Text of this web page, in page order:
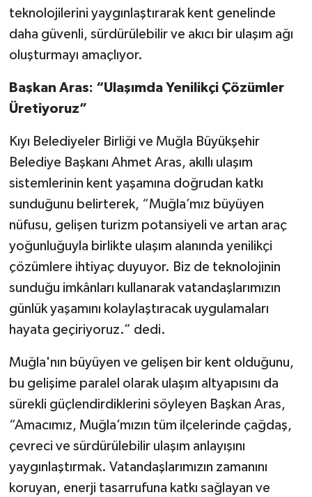
teknolojilerini yaygınlaştırarak kent genelinde
daha güvenli, sürdürülebilir ve akıcı bir ulaşım ağı
oluşturmayı amaçlıyor.
Başkan Aras: “Ulaşımda Yenilikçi Çözümler
Üretiyoruz”
Kıyı Belediyeler Birliği ve Muğla Büyükşehir
Belediye Başkanı Ahmet Aras, akıllı ulaşım
sistemlerinin kent yaşamına doğrudan katkı
sunduğunu belirterek, “Muğla’mız büyüyen
nüfusu, gelişen turizm potansiyeli ve artan araç
yoğunluğuyla birlikte ulaşım alanında yenilikçi
çözümlere ihtiyaç duyuyor. Biz de teknolojinin
sunduğu imkânları kullanarak vatandaşlarımızın
günlük yaşamını kolaylaştıracak uygulamaları
hayata geçiriyoruz.” dedi.
Muğla'nın büyüyen ve gelişen bir kent olduğunu,
bu gelişime paralel olarak ulaşım altyapısını da
sürekli güçlendirdiklerini söyleyen Başkan Aras,
“Amacımız, Muğla’mızın tüm ilçelerinde çağdaş,
çevreci ve sürdürülebilir ulaşım anlayışını
yaygınlaştırmak. Vatandaşlarımızın zamanını
koruyan, enerji tasarrufuna katkı sağlayan ve